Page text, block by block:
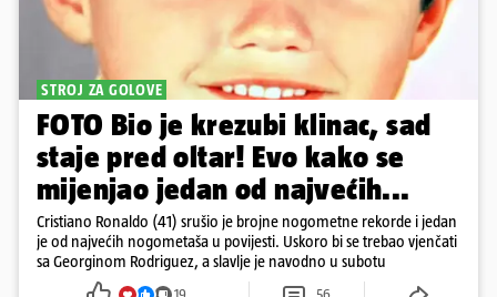
STROJ ZA GOLOVE
FOTO Bio je krezubi klinac, sad
staje pred oltar! Evo kako se
mijenjao jedan od najvećih...
Cristiano Ronaldo (41) srušio je brojne nogometne rekorde i jedan
je od najvećih nogometaša u povijesti. Uskoro bi se trebao vjenčati
sa Georginom Rodriguez, a slavlje je navodno u subotu